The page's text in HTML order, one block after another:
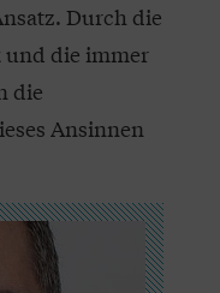
Durch die
und die immer
die
Ansinnen